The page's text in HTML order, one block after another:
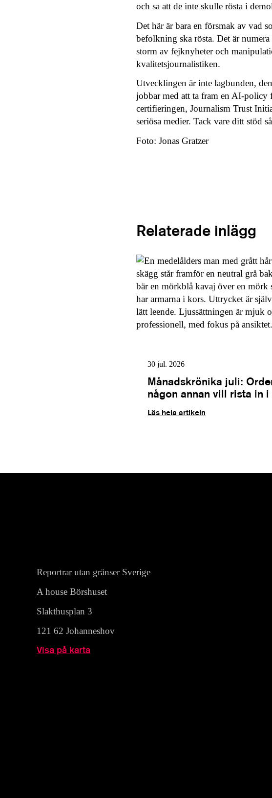
och sa att de inte skulle rösta i
Det här är bara en försmak av vad
befolkning ska rösta. Det är
storm av fejknyheter och
kvalitetsjournalistiken.
Utvecklingen är inte lagbunden,
jobbar med att ta fram en AI-policy
certifieringen, Journalism Trust
seriösa medier. Tack vare ditt stöd
Foto: Jonas Gratzer
Relaterade inlägg
30 jul. 2026
Månadskrönika juli:
någon annan vill rista in i
Läs hela artikeln
Reportrar utan gränser Sverige
A house Börshuset
Slakthusplan 3
121 62 Johanneshov
Visa på karta